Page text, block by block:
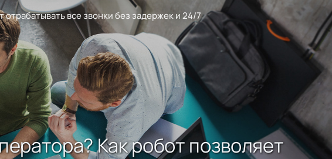
все звонки без задержек и 24/7
Как робот позволяет